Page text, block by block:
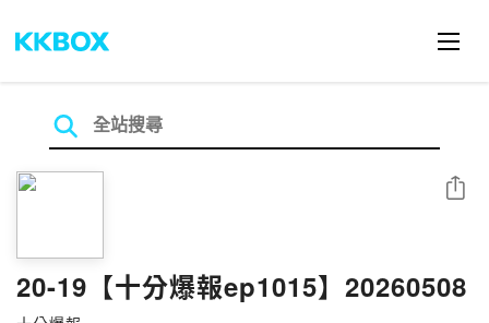
20-19【十分爆報ep1015】20260508
分享